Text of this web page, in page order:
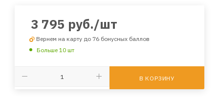
3 795 руб./шт
Вернем на карту до 76 бонусных баллов
Больше 10 шт
В КОРЗИНУ